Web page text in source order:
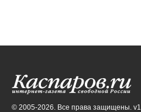
© 2005-2026. Все права защищены. v1